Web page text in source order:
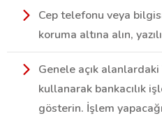
Cep telefonu veya
koruma altına alın,
Genele açık alanlardaki
kullanarak bankacılık
gösterin. İşlem